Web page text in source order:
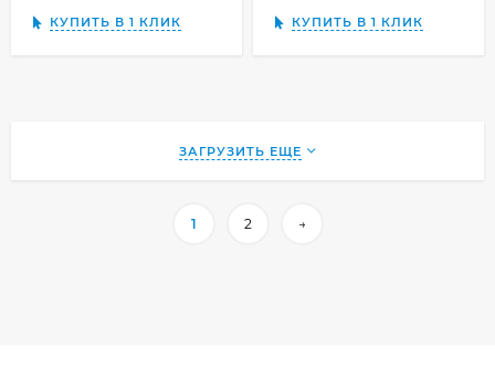
КУПИТЬ В 1 КЛИК КУПИТЬ В 1 КЛИК
ЗАГРУЗИТЬ ЕЩЕ
1 2 →